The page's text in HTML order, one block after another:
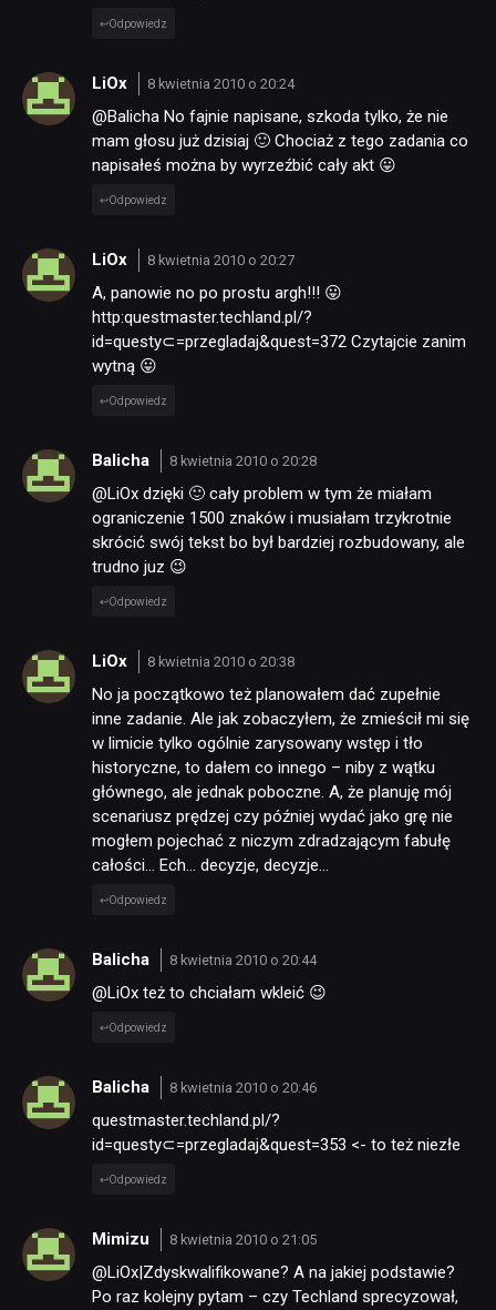
Odpowiedz
LiOx 8 kwietnia 2010 o 20:24
@Balicha No fajnie napisane, szkoda tylko, że nie
mam głosu już dzisiaj 🙂 Chociaż z tego zadania co
napisałeś można by wyrzeźbić cały akt 😛
Odpowiedz
LiOx 8 kwietnia 2010 o 20:27
A, panowie no po prostu argh!!! 😛
http:questmaster.techland.pl/?
id=questy⊂=przegladaj&quest=372 Czytajcie zanim
wytną 😛
Odpowiedz
Balicha 8 kwietnia 2010 o 20:28
@LiOx dzięki 🙂 cały problem w tym że miałam
ograniczenie 1500 znaków i musiałam trzykrotnie
skrócić swój tekst bo był bardziej rozbudowany, ale
trudno juz 😉
Odpowiedz
LiOx 8 kwietnia 2010 o 20:38
No ja początkowo też planowałem dać zupełnie
inne zadanie. Ale jak zobaczyłem, że zmieścił mi się
w limicie tylko ogólnie zarysowany wstęp i tło
historyczne, to dałem co innego – niby z wątku
głównego, ale jednak poboczne. A, że planuję mój
scenariusz prędzej czy później wydać jako grę nie
mogłem pojechać z niczym zdradzającym fabułę
całości… Ech… decyzje, decyzje…
Odpowiedz
Balicha 8 kwietnia 2010 o 20:44
@LiOx też to chciałam wkleić 😉
Odpowiedz
Balicha 8 kwietnia 2010 o 20:46
questmaster.techland.pl/?
id=questy⊂=przegladaj&quest=353 <- to też niezłe
Odpowiedz
Mimizu 8 kwietnia 2010 o 21:05
@LiOx|Zdyskwalifikowane? A na jakiej podstawie?
Po raz kolejny pytam – czy Techland sprecyzował,